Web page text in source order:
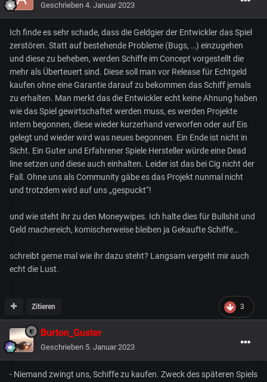
Geschrieben 4. Januar 2023
Ich finde es sehr schade, dass die Geldgier der Entwickler das Spiel
zerstören. Statt auf bestehende Probleme (Bugs, …) einzugehen
und diese zu beheben, werden Schiffe im Concept vorgestellt die
mehr als Überteuert sind. Diese soll man vor Release für Echtgeld
kaufen ohne eine Garantie darauf zu bekommen das Schiff jemals
zu erhalten. Man merkt das die Entwickler echt keine Ahnung haben
wie das Spiel gewirtschaftet werden muss, es werden Projekte
intern begonnen, diese wieder kurzerhand verworfen oder auf Eis
gelegt und wieder wird was neues begonnen. Ein Ende ist nicht in
Sicht. Ein Guter und Erfahrener Spiele Hersteller würde eine Dead
line setzen und diese auch einhalten. Leider ist das bei Cig nicht der
Fall. Ohne uns als Community gäbe es das Projekt nunmal nicht
und trotzdem wird auf uns „gespuckt“!
und wie steht ihr zu den Moneywipes. Ich halte dies für Bullshit und
Geld machereich, komischerweise bleiben ja Gekaufte Schiffe…
schreibt gerne mal wie ihr dazu steht? Langsam vergeht mir auch
echt die Lust.
3
Zitieren
Burton_Guster
Geschrieben 5. Januar 2023
- Niemand zwingt uns, Schiffe zu kaufen. Zweck des späteren Spiels